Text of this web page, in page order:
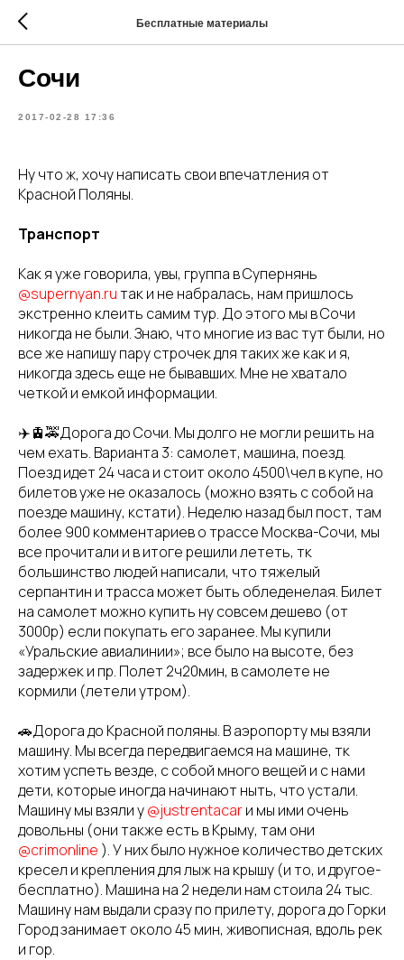
Бесплатные материалы
Сочи
2017-02-28 17:36
Ну что ж, хочу написать свои впечатления от
Красной Поляны.
Транспорт
Как я уже говорила, увы, группа в Супернянь
@supernyan.ruтак и не набралась, нам пришлось
экстренно клеить самим тур. До этого мы в Сочи
никогда не были. Знаю, что многие из вас тут были, но
все же напишу пару строчек для таких же как и я,
никогда здесь еще не бывавших. Мне не хватало
четкой и емкой информации.
✈️🚊🚕Дорога до Сочи. Мы долго не могли решить на
чем ехать. Варианта 3: самолет, машина, поезд.
Поезд идет 24 часа и стоит около 4500\чел в купе, но
билетов уже не оказалось (можно взять с собой на
поезде машину, кстати). Неделю назад был пост, там
более 900 комментариев о трассе Москва-Сочи, мы
все прочитали и в итоге решили лететь, тк
большинство людей написали, что тяжелый
серпантин и трасса может быть обледенелая. Билет
на самолет можно купить ну совсем дешево (от
3000р) если покупать его заранее. Мы купили
«Уральские авиалинии»; все было на высоте, без
задержек и пр. Полет 2ч20мин, в самолете не
кормили (летели утром).
🚗Дорога до Красной поляны. В аэропорту мы взяли
машину. Мы всегда передвигаемся на машине, тк
хотим успеть везде, с собой много вещей и с нами
дети, которые иногда начинают ныть, что устали.
Машину мы взяли у@justrentacarи мы ими очень
довольны (они также есть в Крыму, там они
@crimonline ). У них было нужное количество детских
кресел и крепления для лыж на крышу (и то, и другое-
бесплатно). Машина на 2 недели нам стоила 24 тыс.
Машину нам выдали сразу по прилету, дорога до Горки
Город занимает около 45 мин, живописная, вдоль рек
и гор.